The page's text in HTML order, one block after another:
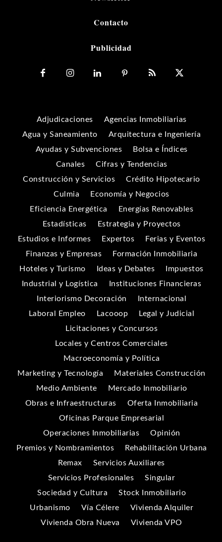
Contacto
Publicidad
Adjudicaciones
Agencias Inmobiliarias
Agua y Saneamiento
Arquitectura e Ingeniería
Ayudas y Subvenciones
Bolsa e Índices
Canales
Cifras y Tendencias
Construcción y Servicios
Crédito Hipotecario
Culmia
Economía y Negocios
Eficiencia Energética
Energías Renovables
Estadísticas
Estrategia y Proyectos
Estudios e Informes
Expertos
Ferias y Eventos
Finanzas y Empresas
Formación Inmobiliaria
Hoteles y Turismo
Ideas y Debates
Impuestos
Industrial y Logística
Instituciones Financieras
Interiorismo Decoración
Internacional
Laboral Empleo
Lacooop
Legal y Judicial
Licitaciones y Concursos
Locales y Centros Comerciales
Macroeconomía y Política
Marketing y Tecnología
Materiales Construcción
Medio Ambiente
Mercado Inmobiliario
Obras e Infraestructuras
Oferta Inmobiliaria
Oficinas Parque Empresarial
Operaciones Inmobiliarias
Opinión
Premios y Nombramientos
Rehabilitación Urbana
Remax
Servicios Auxiliares
Servicios Profesionales
Singular
Sociedad y Cultura
Stock Inmobiliario
Urbanismo
Vía Célere
Vivienda Alquiler
Vivienda Obra Nueva
Vivienda VPO